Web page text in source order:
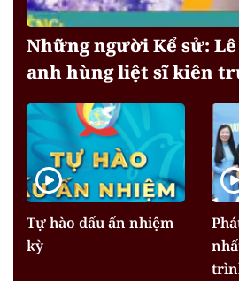
Những người Kể sử:
anh hùng liệt sĩ kiên
Tự hào dấu ấn nhiệm
kỳ